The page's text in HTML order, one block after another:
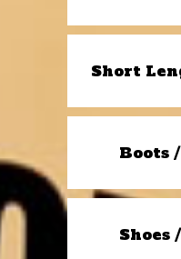
Short
Boots
Shoes